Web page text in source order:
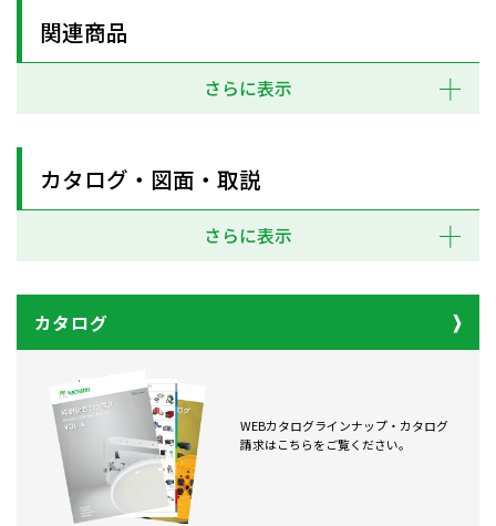
関連商品
さらに表示
カタログ・図面・取説
さらに表示
カタログ
WEBカタログラインナップ・カタログ
請求はこちらをご覧ください。